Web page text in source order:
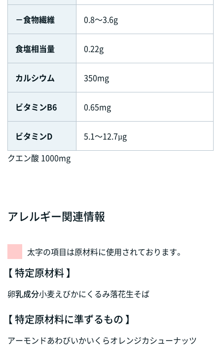
－食物繊維 0.8～3.6g
食塩相当量 0.22g
カルシウム 350mg
ビタミンB6 0.65mg
ビタミンD
5.1～12.7µg
クエン酸 1000mg
アレルギー関連情報
太字の項目は原材料に使用されております。
【 特定原材料 】
卵乳成分小麦えびかにくるみ落花生そば
【 特定原材料に準ずるもの 】
アーモンドあわびいかいくらオレンジカシューナッツ